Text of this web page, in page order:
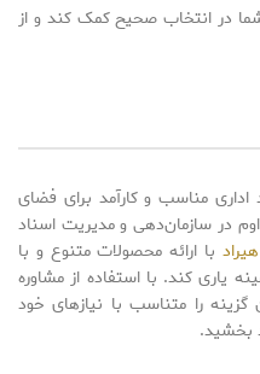
در انتخاب صحیح کمک کند و از
مناسب و کارآمد برای فضای
در سازمان‌دهی و مدیریت اسناد
با ارائه محصولات متنوع و با
یاری کند. با استفاده از مشاوره
گزینه را متناسب با نیازهای خود
بخشید.